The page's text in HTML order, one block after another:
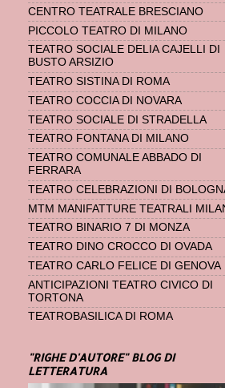
CENTRO TEATRALE BRESCIANO
PICCOLO TEATRO DI MILANO
TEATRO SOCIALE DELIA CAJELLI DI
BUSTO ARSIZIO
TEATRO SISTINA DI ROMA
TEATRO COCCIA DI NOVARA
TEATRO SOCIALE DI STRADELLA
TEATRO FONTANA DI MILANO
TEATRO COMUNALE ABBADO DI
FERRARA
TEATRO CELEBRAZIONI DI
MTM MANIFATTURE TEATRALI
TEATRO BINARIO 7 DI MONZA
TEATRO DINO CROCCO DI OVADA
TEATRO CARLO FELICE DI GENOVA
ANTICIPAZIONI TEATRO CIVICO DI
TORTONA
TEATROBASILICA DI ROMA
"RIGHE D'AUTORE" BLOG DI
LETTERATURA